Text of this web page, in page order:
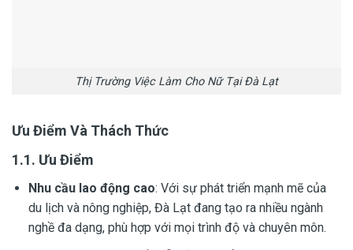
Thị Trường Việc Làm Cho Nữ Tại Đà Lạt
Ưu Điểm Và Thách Thức
1.1. Ưu Điểm
Nhu cầu lao động cao: Với sự phát triển mạnh mẽ của
du lịch và nông nghiệp, Đà Lạt đang tạo ra nhiều ngành
nghề đa dạng, phù hợp với mọi trình độ và chuyên môn.